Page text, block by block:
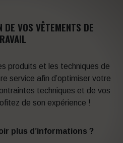
DE VOS VÊTEMENTS DE
produits et les techniques de
service afin d’optimiser votre
techniques et de vos
de son expérience !
plus d’informations ?